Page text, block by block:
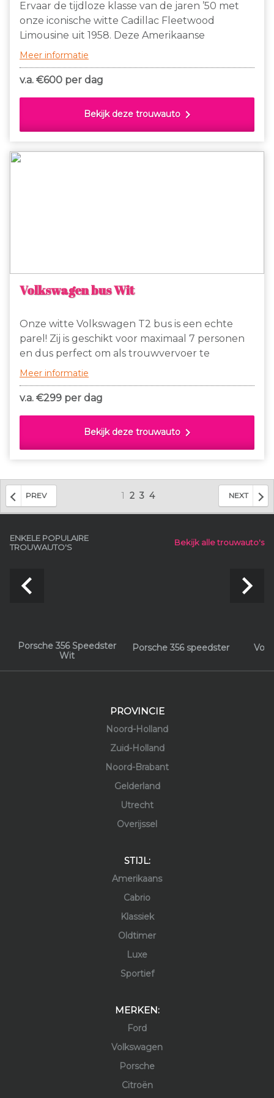
Ervaar de tijdloze klasse van de jaren ’50 met
onze iconische witte Cadillac Fleetwood
Limousine uit 1958. Deze Amerikaanse
klassieker is het toonbeeld van vintage luxe en
gelegenheid
Meer informatie
v.a. €600 per dag
Bekijk deze trouwauto chevron_right
Volkswagen bus Wit
Onze witte Volkswagen T2 bus is een echte
parel! Zij is geschikt voor maximaal 7 personen
en dus perfect om als trouwvervoer te
gebruiken waarmee een spetterende entree is
getuigen kunnen meerijden.
Meer informatie
v.a. €299 per dag
Bekijk deze trouwauto chevron_right
PREV NEXT
1 2 3 4
ENKELE POPULAIRE
TROUWAUTO'S
Bekijk alle trouwauto's
Porsche 356 Speedster
Wit
Porsche 356 speedster
navigate_before navigate_next
PROVINCIE
Noord-Holland
Zuid-Holland
Noord-Brabant
Gelderland
Utrecht
Overijssel
STIJL:
Amerikaans
Cabrio
Klassiek
Oldtimer
Luxe
Sportief
MERKEN:
Ford
Volkswagen
Porsche
Citroën